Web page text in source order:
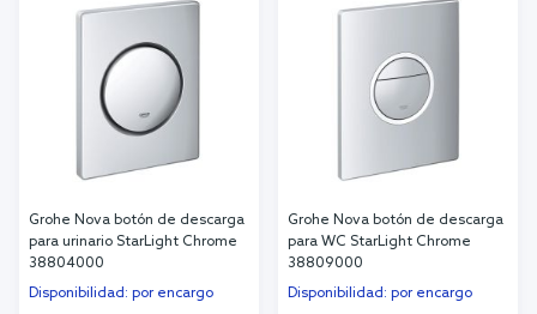
Grohe Nova botón de descarga
para urinario StarLight Chrome
38804000
Disponibilidad: por encargo
Grohe Nova botón de descarga
para WC StarLight Chrome
38809000
Disponibilidad: por encargo